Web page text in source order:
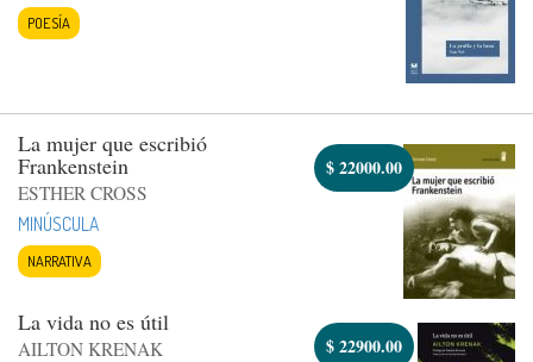
POESÍA
La mujer que escribió
Frankenstein
ESTHER CROSS
MINÚSCULA
NARRATIVA
$22000.00
La vida no es útil
AILTON KRENAK
$22900.00